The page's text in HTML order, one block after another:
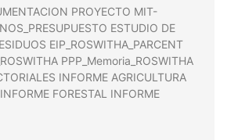
PROYECTO MIT-
ESTUDIO DE
EIP_ROSWITHA_PARCENT
PPP_Memoria_ROSWITHA
INFORME AGRICULTURA
FORESTAL INFORME